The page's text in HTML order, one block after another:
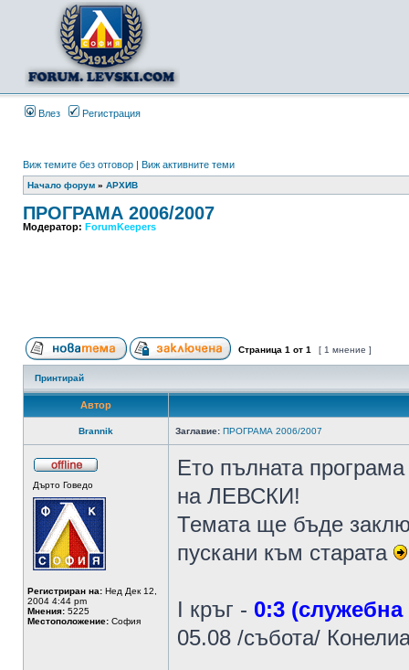
Влез Регистрация
Виж темите без отговор | Виж активните теми
Начало форум » АРХИВ
ПРОГРАМА 2006/2007
Модератор: ForumKeepers
Страница 1 от 1 [ 1 мнение ]
Принтирай
Автор
Brannik Заглавие: ПРОГРАМА 2006/2007
Дърто Говедо
Регистриран на: Нед Дек 12,
2004 4:44 pm
Мнения: 5225
Местоположение: София
Ето пълната
на ЛЕВСКИ!
Темата ще бъде
пускани към старата
I кръг - 0:3
05.08 /събота/